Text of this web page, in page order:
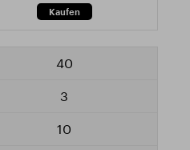
40
3
10